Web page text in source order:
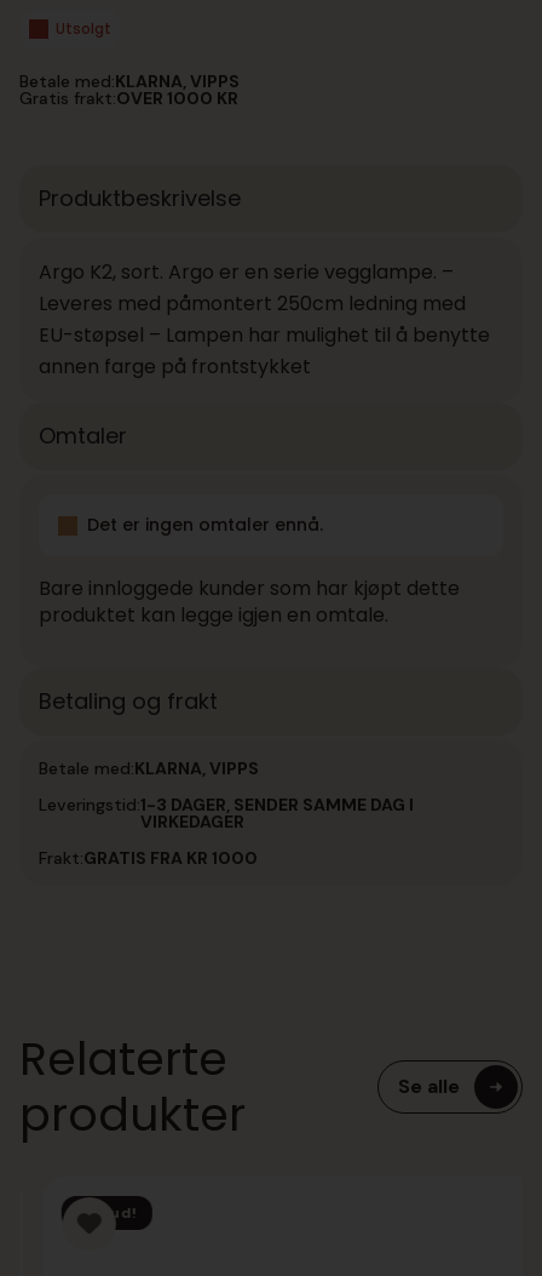
var:
kr 1
350,00.
er:
kr 1
012,50.
Utsolgt
Betale med:KLARNA, VIPPS
Gratis frakt:OVER 1000 KR
Produktbeskrivelse
Argo K2, sort. Argo er en serie vegglampe. –
Leveres med påmontert 250cm ledning med
EU-støpsel – Lampen har mulighet til å benytte
annen farge på frontstykket
Omtaler
Det er ingen omtaler ennå.
Bare innloggede kunder som har kjøpt dette
produktet kan legge igjen en omtale.
Betaling og frakt
Betale med:KLARNA, VIPPS
Leveringstid:1-3 DAGER, SENDER SAMME DAG I
VIRKEDAGER
Frakt:GRATIS FRA KR 1000
Relaterte
produkter
Se alle
Tilbud!